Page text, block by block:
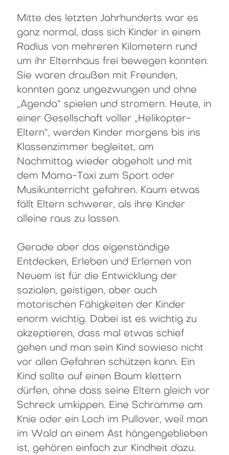
Mitte des letzten Jahrhunderts war es
ganz normal, dass sich Kinder in einem
Radius von mehreren Kilometern rund
um ihr Elternhaus frei bewegen konnten.
Sie waren draußen mit Freunden,
konnten ganz ungezwungen und ohne
„Agenda“ spielen und stromern. Heute, in
einer Gesellschaft voller „Helikopter-
Eltern“, werden Kinder morgens bis ins
Klassenzimmer begleitet, am
Nachmittag wieder abgeholt und mit
dem Mama-Taxi zum Sport oder
Musikunterricht gefahren. Kaum etwas
fällt Eltern schwerer, als ihre Kinder
alleine raus zu lassen.
Gerade aber das eigenständige
Entdecken, Erleben und Erlernen von
Neuem ist für die Entwicklung der
sozialen, geistigen, aber auch
motorischen Fähigkeiten der Kinder
enorm wichtig. Dabei ist es wichtig zu
akzeptieren, dass mal etwas schief
gehen und man sein Kind sowieso nicht
vor allen Gefahren schützen kann. Ein
Kind sollte auf einen Baum klettern
dürfen, ohne dass seine Eltern gleich vor
Schreck umkippen. Eine Schramme am
Knie oder ein Loch im Pullover, weil man
im Wald an einem Ast hängengeblieben
ist, gehören einfach zur Kindheit dazu.